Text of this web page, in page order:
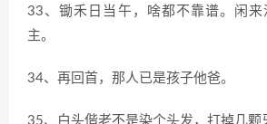
33、锄禾日当午，啥都不靠谱。闲
主。
34、再回首，那人已是孩子他爸。
35、白头偕老不是染个头发，打掉几颗